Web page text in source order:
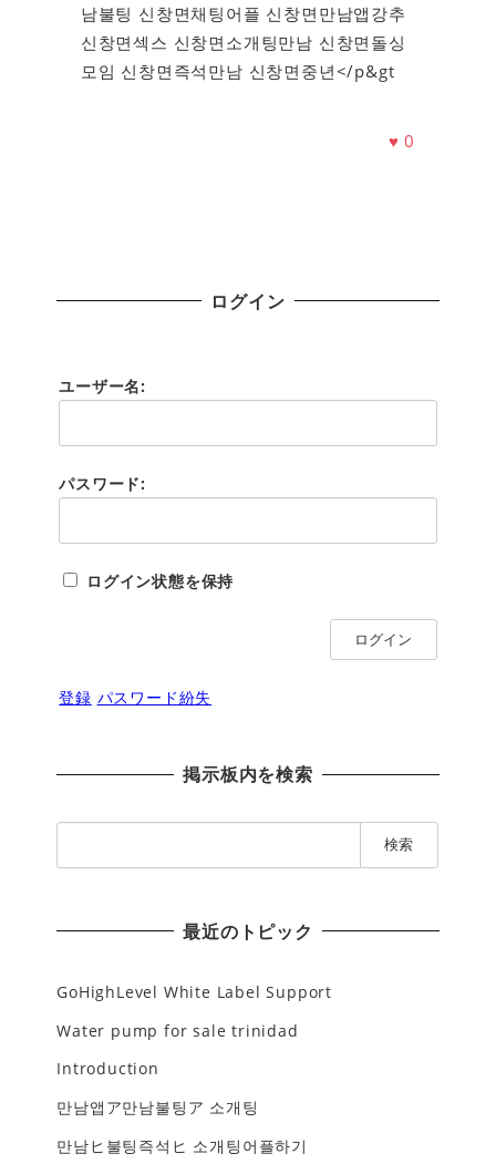
남불팅 신창면채팅어플 신창면만남앱강추
신창면섹스 신창면소개팅만남 신창면돌싱
모임 신창면즉석만남 신창면중년</p&gt
♥0
ログイン
ユーザー名:
パスワード:
ログイン状態を保持
ログイン
登録 パスワード紛失
掲示板内を検索
索
最近のトピック
GoHighLevel White Label Support
Water pump for sale trinidad
Introduction
만남앱ア만남불팅ア 소개팅
만남ヒ불팅즉석ヒ 소개팅어플하기